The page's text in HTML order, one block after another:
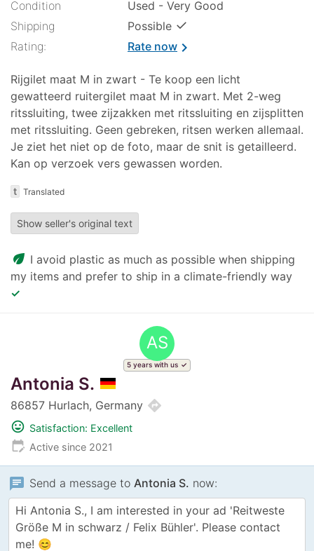
Condition
Used - Very Good
Shipping
Possible ✓
Rating: Rate nowchevron_right
Rijgilet maat M in zwart - Te koop een licht
gewatteerd ruitergilet maat M in zwart. Met 2-weg
ritssluiting, twee zijzakken met ritssluiting en zijsplitten
met ritssluiting. Geen gebreken, ritsen werken allemaal.
Je ziet het niet op de foto, maar de snit is getailleerd.
Kan op verzoek vers gewassen worden.
t Translated
Show seller's original text
eco I avoid plastic as much as possible when shipping
my items and prefer to ship in a climate-friendly way
✓
AS
5 years with us
Antonia S.
86857 Hurlach, Germany directions
mood Satisfaction: Excellent
edit_calendar Active since 2021
chat Send a message to Antonia S. now: